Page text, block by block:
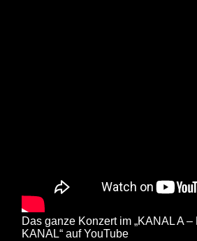
Das ganze Konzert im „KANAL A –
KANAL“ auf YouTube